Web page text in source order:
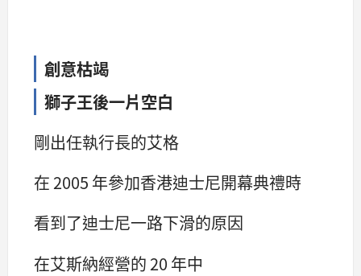
創意枯竭
獅子王後一片空白
剛出任執行長的艾格
在 2005 年參加香港迪士尼開幕典禮時
看到了迪士尼一路下滑的原因
在艾斯納經營的 20 年中